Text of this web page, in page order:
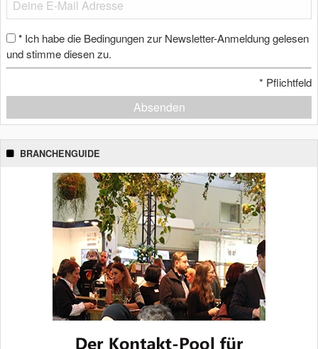
* Ich habe die Bedingungen zur Newsletter-Anmeldung gelesen
und stimme diesen zu.
* Pflichtfeld
Absenden
BRANCHENGUIDE